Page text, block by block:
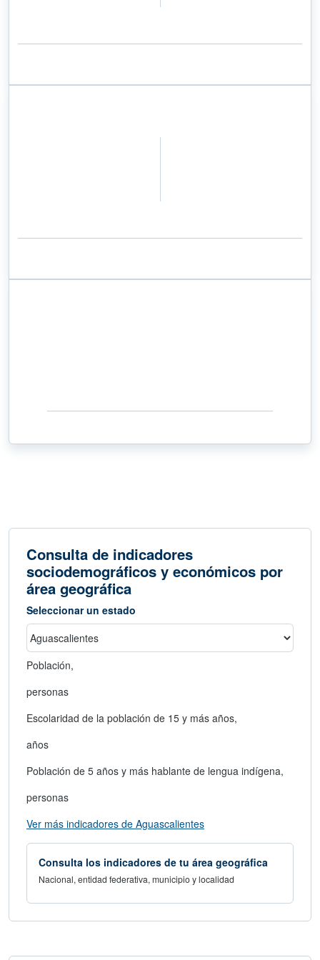
Consulta de indicadores
sociodemográficos y económicos por
área geográfica
Seleccionar un estado
Población,
personas
Escolaridad de la población de 15 y más años,
años
Población de 5 años y más hablante de lengua indígena,
personas
Ver más indicadores de Aguascalientesabre en nueva ventana
Consulta los indicadores de tu área geográfica
Nacional, entidad federativa, municipio y localidad